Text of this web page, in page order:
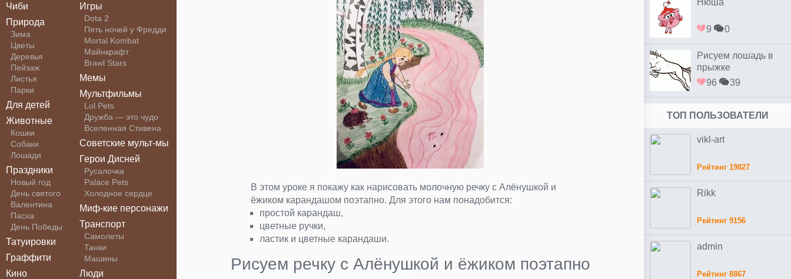
Чиби
Природа
Зима
Цветы
Деревья
Пейзаж
Листья
Парки
Для детей
Животные
Кошки
Собаки
Лошади
Праздники
Новый год
День святого
Валентина
Пасха
День Победы
Татуировки
Граффити
Кино
Игры
Dota 2
Пять ночей у Фредди
Mortal Kombat
Майнкрафт
Brawl Stars
Мемы
Мультфильмы
Lol Pets
Дружба — это чудо
Вселенная Стивена
Советские мульт-мы
Герои Дисней
Русалочка
Palace Pets
Холодное сердце
Миф-кие персонажи
Транспорт
Самолеты
Танки
Машины
Люди
В этом уроке я покажу как нарисовать молочную речку с Алёнушкой и
ёжиком карандашом поэтапно. Для этого нам понадобится:
простой карандаш,
цветные ручки,
ластик и цветные карандаши.
Рисуем речку с Алёнушкой и ёжиком поэтапно
Нюша
9 0
Рисуем лошадь в
прыжке
96
39
ТОП ПОЛЬЗОВАТЕЛИ
vikl-art
Рейтинг 19827
Rikk
Рейтинг 9156
admin
Рейтинг 8867